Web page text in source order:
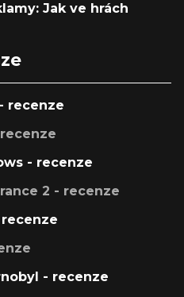
Jak ve hrách
recenze
- recenze
2 - recenze
- recenze